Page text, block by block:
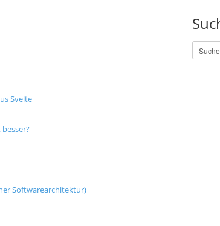
Svelte
Softwarearchitektur)